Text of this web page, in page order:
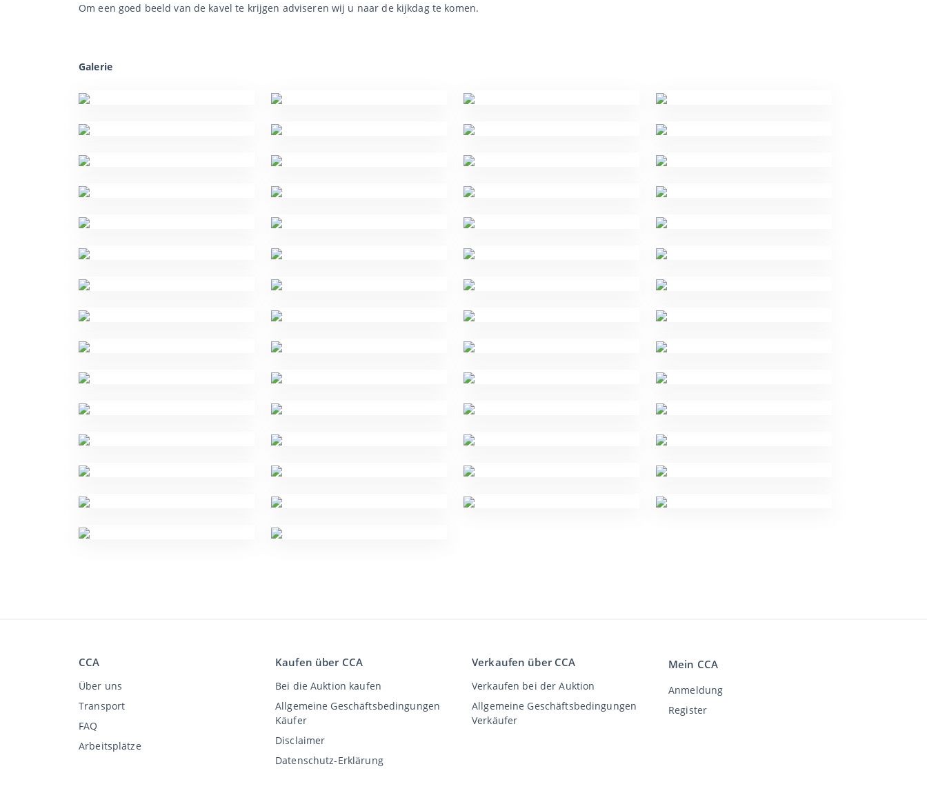
Om een goed beeld van de kavel te krijgen adviseren wij u naar de kijkdag te komen.
Galerie
CCA
Über uns
Transport
FAQ
Arbeitsplätze
Kaufen über CCA
Bei die Auktion kaufen
Allgemeine Geschäftsbedingungen
Käufer
Disclaimer
Datenschutz-Erklärung
Verkaufen über CCA
Verkaufen bei der Auktion
Allgemeine Geschäftsbedingungen
Verkäufer
Mein CCA
Anmeldung
Register